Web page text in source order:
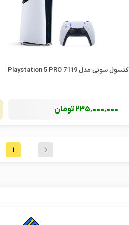
کنسول سونی مدل Playstation 5 PRO 7119
235٬000٬000تومان
1